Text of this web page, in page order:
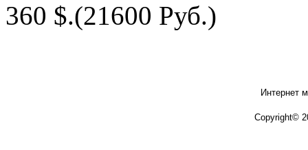
360 $.(21600 Руб.)
Интернет
Copyright©